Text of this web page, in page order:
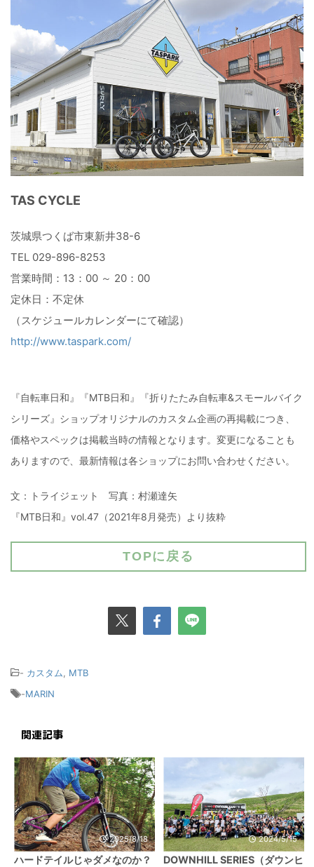
TAS CYCLE
茨城県つくば市東新井38-6
TEL 029-896-8253
営業時間：13：00 ～ 20：00
定休日：不定休
（スケジュールカレンダーにて確認）
http://www.taspark.com/
『自転車日和』『MTB日和』『折りたたみ自転車&スモールバイク
シリーズ』ショップオリジナルのカスタム企画の再掲載につき、
価格やスペックは掲載当時の情報となります。変更になることも
ありますので、最新情報は各ショップにお問い合わせください。
文：トライジェット 写真：村瀬達矢
『MTB日和』vol.47（2021年8月発売）より抜粋
TOPに戻る
- カスタム, MTB
-MARIN
関連記事
2025/8/18
ハードテイルじゃダメなのか？
2024/5/15
DOWNHILL SERIES（ダウンヒ